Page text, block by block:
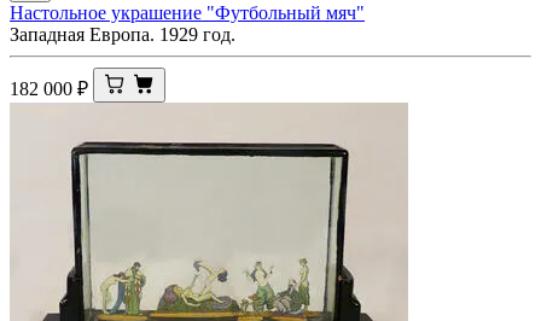
Настольное украшение "Футбольный мяч"
Западная Европа. 1929 год.
182 000 ₽